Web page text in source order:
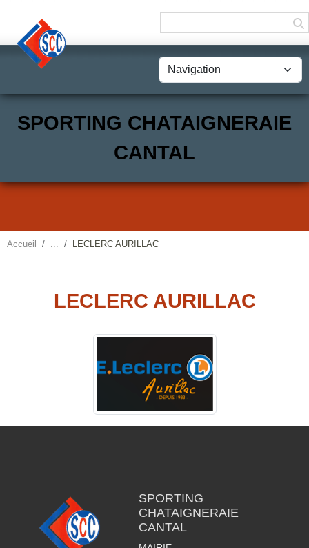
SPORTING CHATAIGNERAIE
CANTAL
Accueil LECLERC AURILLAC
LECLERC AURILLAC
SPORTING
CHATAIGNERAIE
CANTAL